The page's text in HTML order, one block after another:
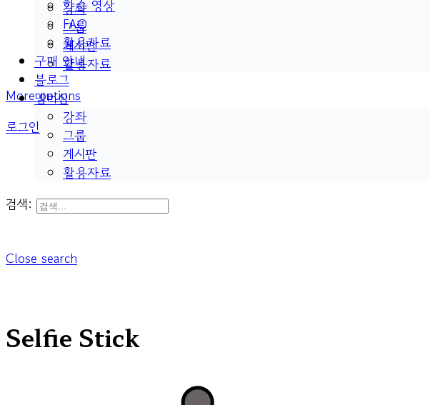
강좌
그룹
게시판
활용자료
More options
로그인
학습 영상
FAQ
활용자료
구매 안내
블로그
멤버십
강좌
그룹
게시판
활용자료
검색:
Close search
Selfie Stick